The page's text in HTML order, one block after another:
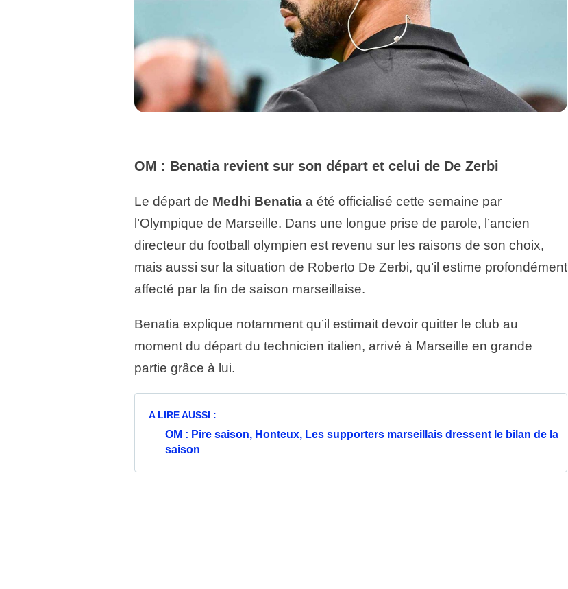
OM : Benatia revient sur son départ et celui de De Zerbi
Le départ de Medhi Benatia a été officialisé cette semaine par
l’Olympique de Marseille. Dans une longue prise de parole, l’ancien
directeur du football olympien est revenu sur les raisons de son choix,
mais aussi sur la situation de Roberto De Zerbi, qu’il estime profondément
affecté par la fin de saison marseillaise.
Benatia explique notamment qu’il estimait devoir quitter le club au
moment du départ du technicien italien, arrivé à Marseille en grande
partie grâce à lui.
A LIRE AUSSI :
OM : Pire saison, Honteux, Les supporters marseillais dressent le bilan de la
saison